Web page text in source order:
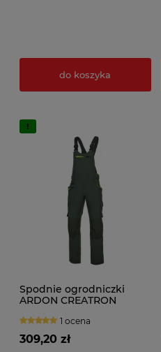
do koszyka
Spodnie ogrodniczki
ARDON CREATRON
1 ocena
309,20 zł